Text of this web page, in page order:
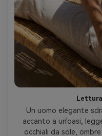
Un uomo elegante
accanto a un'oasi,
occhiali da sole,